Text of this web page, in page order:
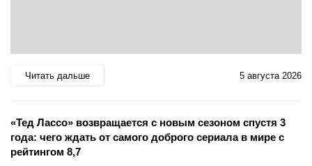
Читать дальше 5 августа 2026
«Тед Лассо» возвращается с новым сезоном спустя 3
года: чего ждать от самого доброго сериала в мире с
рейтингом 8,7